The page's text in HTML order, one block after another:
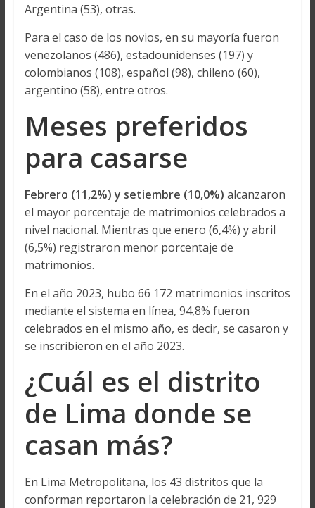
Argentina (53), otras.
Para el caso de los novios, en su mayoría fueron
venezolanos (486), estadounidenses (197) y
colombianos (108), español (98), chileno (60),
argentino (58), entre otros.
Meses preferidos
para casarse
Febrero (11,2%) y setiembre (10,0%) alcanzaron
el mayor porcentaje de matrimonios celebrados a
nivel nacional. Mientras que enero (6,4%) y abril
(6,5%) registraron menor porcentaje de
matrimonios.
En el año 2023, hubo 66 172 matrimonios inscritos
mediante el sistema en línea, 94,8% fueron
celebrados en el mismo año, es decir, se casaron y
se inscribieron en el año 2023.
¿Cuál es el distrito
de Lima donde se
casan más?
En Lima Metropolitana, los 43 distritos que la
conforman reportaron la celebración de 21, 929